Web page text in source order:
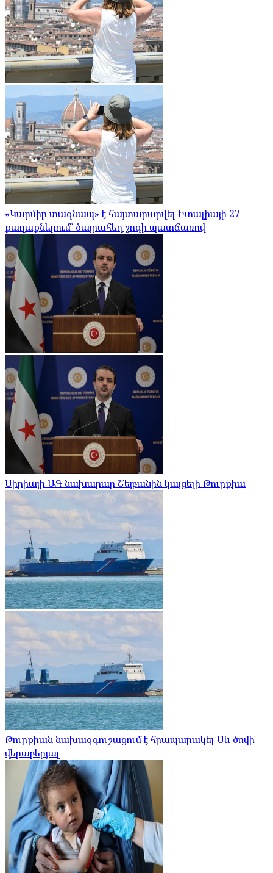
«Կարմիր տագնապ» է հայտարարվել Իտալիայի 27
քաղաքներում՝ ծայրահեղ շոգի պատճառով
Սիրիայի ԱԳ նախարար Շեյբանին կայցելի Թուրքիա
Թուրքիան նախազգուշացում է հրապարակել Սև ծովի
վերաբերյալ